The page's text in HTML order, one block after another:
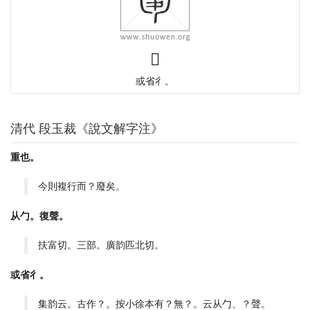
𠣸
或省彳。
清代 段玉裁《說文解字注》
重也。
今則複行而？廢矣。
从勹。復聲。
扶富切。三部。廣韵匹北切。
或省彳。
集韵云。古作？。按小徐本有？無？。云从勹、？聲。